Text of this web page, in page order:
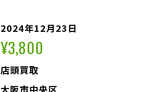
2024年12月23日
¥3,800
店頭買取
大阪市中央区